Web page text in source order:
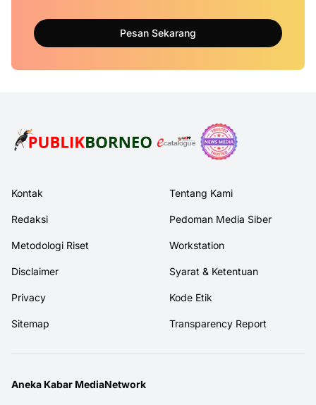
Pesan Sekarang
Kontak Tentang Kami
Redaksi Pedoman Media Siber
Metodologi Riset Workstation
Disclaimer Syarat & Ketentuan
Privacy Kode Etik
Sitemap Transparency Report
Aneka Kabar MediaNetwork